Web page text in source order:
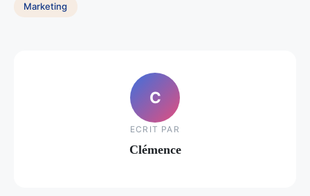
Marketing
C
ECRIT PAR
Clémence